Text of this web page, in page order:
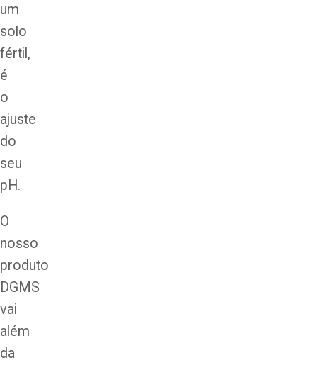
um
solo
fértil,
é
o
ajuste
do
seu
pH.
O
nosso
produto
DGMS
vai
além
da